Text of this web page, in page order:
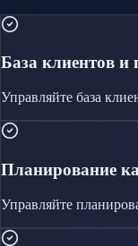
База клиентов и
Управляйте база
Планирование
Управляйте